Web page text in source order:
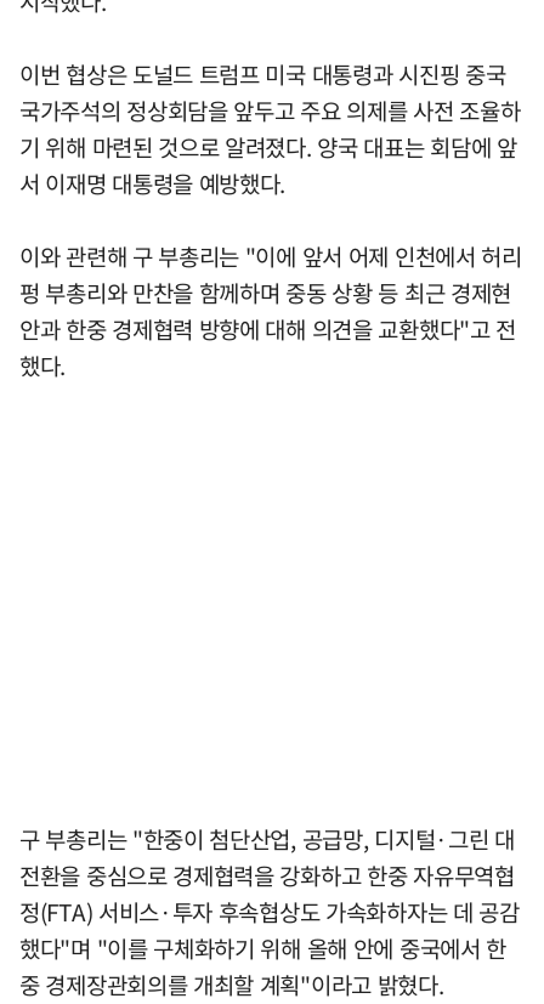
이번 협상은 도널드 트럼프 미국 대통령과 시진핑 중국
국가주석의 정상회담을 앞두고 주요 의제를 사전 조율하
기 위해 마련된 것으로 알려졌다. 양국 대표는 회담에 앞
서 이재명 대통령을 예방했다.
이와 관련해 구 부총리는 "이에 앞서 어제 인천에서 허리
펑 부총리와 만찬을 함께하며 중동 상황 등 최근 경제현
안과 한중 경제협력 방향에 대해 의견을 교환했다"고 전
했다.
구 부총리는 "한중이 첨단산업, 공급망, 디지털·그린 대
전환을 중심으로 경제협력을 강화하고 한중 자유무역협
정(FTA) 서비스·투자 후속협상도 가속화하자는 데 공감
했다"며 "이를 구체화하기 위해 올해 안에 중국에서 한
중 경제장관회의를 개최할 계획"이라고 밝혔다.